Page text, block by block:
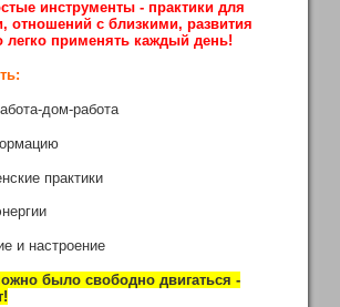
инструменты - практики для
отношений с близкими, развития
легко применять каждый день!
дом-работа
практики
и настроение
было свободно двигаться -